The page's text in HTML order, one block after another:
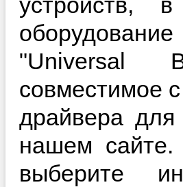
"Universal
совместимое
драйвера
нашем сайте.
выберите